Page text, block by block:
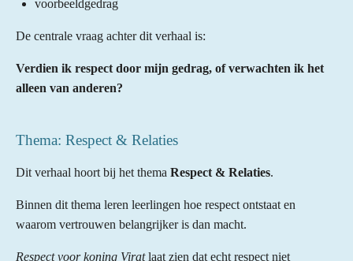
voorbeeldgedrag
De centrale vraag achter dit verhaal is:
Verdien ik respect door mijn gedrag, of verwachten ik het
alleen van anderen?
Thema: Respect & Relaties
Dit verhaal hoort bij het thema Respect & Relaties.
Binnen dit thema leren leerlingen hoe respect ontstaat en
waarom vertrouwen belangrijker is dan macht.
Respect voor koning Viratlaat zien dat echt respect niet